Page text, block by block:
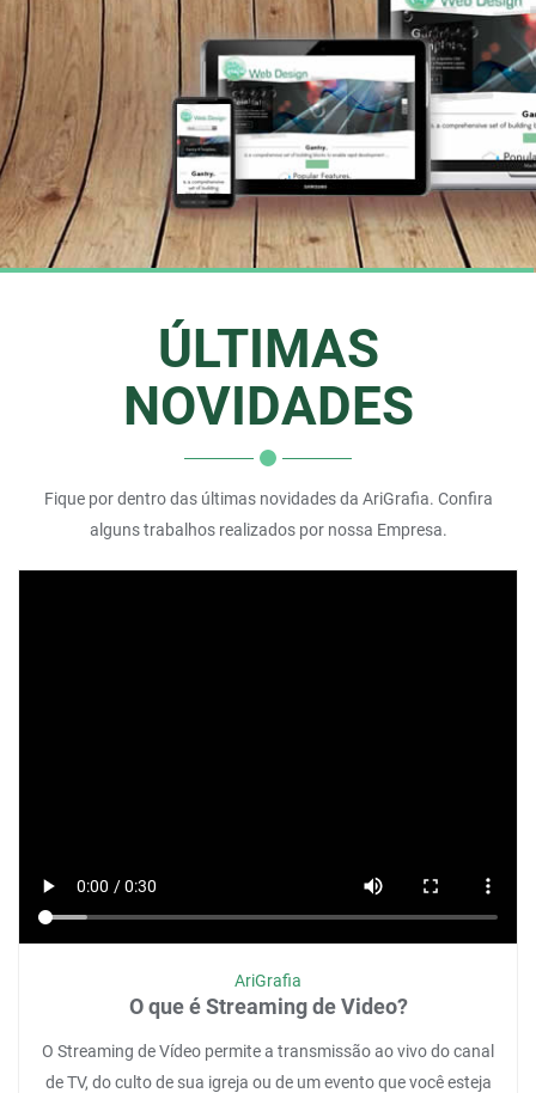
Ver On-line
ÚLTIMAS
NOVIDADES
Fique por dentro das últimas novidades da AriGrafia. Confira
alguns trabalhos realizados por nossa Empresa.
AriGrafia
O que é Streaming de Video?
O Streaming de Vídeo permite a transmissão ao vivo do canal
de TV, do culto de sua igreja ou de um evento que você esteja